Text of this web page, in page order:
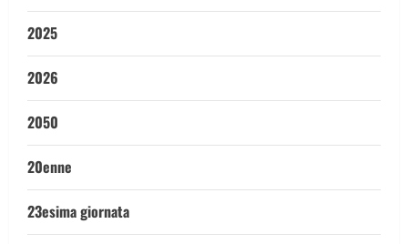
2025
2026
2050
20enne
23esima giornata